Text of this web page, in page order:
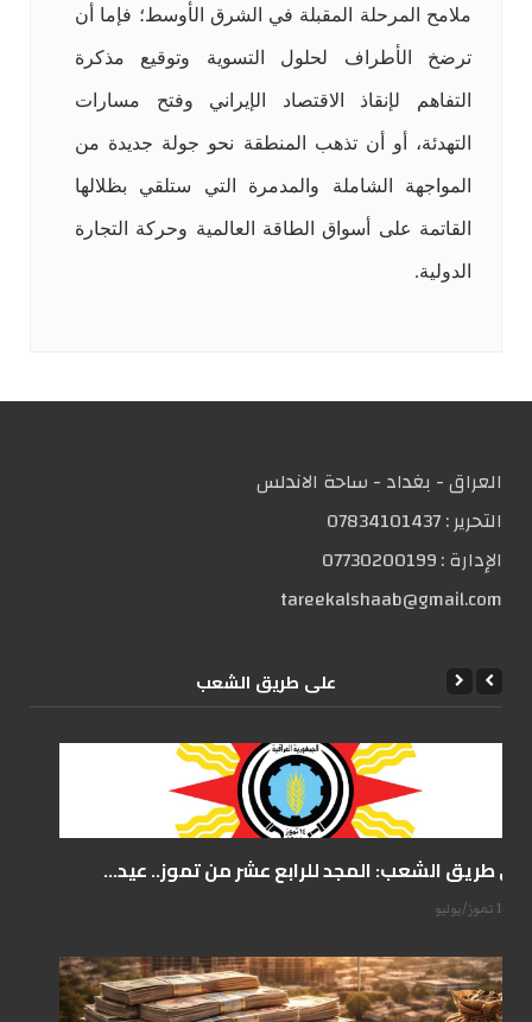
ملامح المرحلة المقبلة في الشرق الأوسط؛ فإما أن
ترضخ الأطراف لحلول التسوية وتوقيع مذكرة
التفاهم لإنقاذ الاقتصاد الإيراني وفتح مسارات
التهدئة، أو أن تذهب المنطقة نحو جولة جديدة من
المواجهة الشاملة والمدمرة التي ستلقي بظلالها
القاتمة على أسواق الطاقة العالمية وحركة التجارة
الدولية.
العراق - بغداد - ساحة الاندلس
التحریر :07834101437
الإدارة :07730200199
tareekalshaab@gmail.com
علی طریق الشعب
على طريق الشعب: المجد للرابع عشر من تموز.. عيد...
14 تموز/يوليو